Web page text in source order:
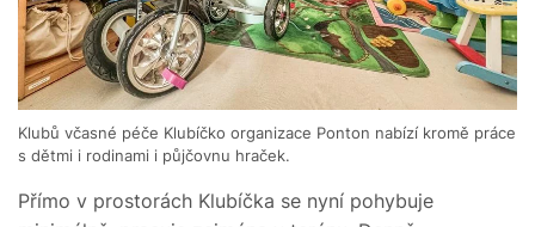
Klubů včasné péče Klubíčko organizace Ponton nabízí kromě práce
s dětmi i rodinami i půjčovnu hraček.
Přímo v prostorách Klubíčka se nyní pohybuje